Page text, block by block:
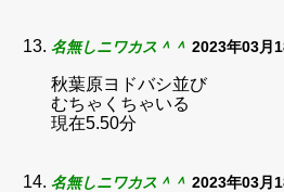
名無しニワカス＾＾ 2023年03月
秋葉原ヨドバシ並び
むちゃくちゃいる
現在5.50分
名無しニワカス＾＾ 2023年03月